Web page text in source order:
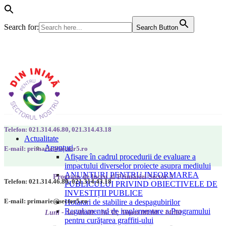
Search for: Search Button
Actualitate
Anunțuri
Afișare în cadrul procedurii de evaluare a
impactului diverselor proiecte asupra mediului
ANUNȚURI PENTRU INFORMAREA
PUBLICULUI PRIVIND OBIECTIVELE DE
INVESTIȚII PUBLICE
Hotarari de stabilire a despagubirilor
Regulamentul de implementare a Programului
pentru curățarea graffiti-ului
Telefon: 021.314.46.80, 021.314.43.18
E-mail: primarie@sector5.ro
Program de lucru al Primăriei Sector 5
Luni - Joi 08:00 - 16:30; Vineri 08:00 - 14:00
Telefon: 021.314.46.80, 021.314.43.18
E-mail: primarie@sector5.ro